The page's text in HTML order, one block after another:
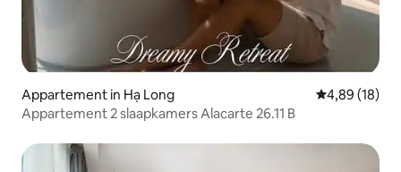
Appartement in Hạ Long Gemiddelde
4,89 (18)
Appartement 2 slaapkamers Alacarte 26.11 B